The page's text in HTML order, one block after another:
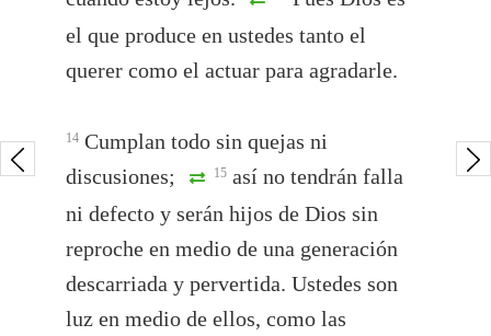
el que produce en ustedes tanto el
querer como el actuar para agradarle.
14 Cumplan todo sin quejas ni
discusiones;
15 así no tendrán falla
ni defecto y serán hijos de Dios sin
reproche en medio de una generación
descarriada y pervertida. Ustedes son
luz en medio de ellos, como las